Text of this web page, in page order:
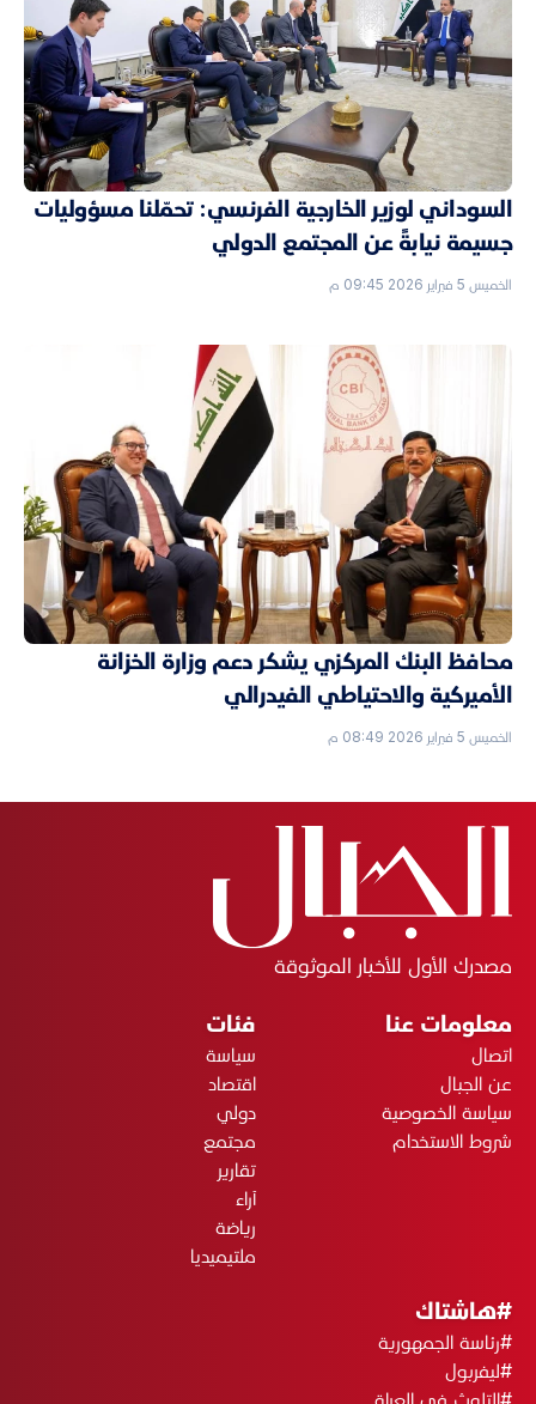
السوداني لوزير الخارجية الفرنسي: تحمّلنا مسؤوليات
جسيمة نيابةً عن المجتمع الدولي
الخميس 5 فبراير 2026 09:45 م
محافظ البنك المركزي يشكر دعم وزارة الخزانة
الأميركية والاحتياطي الفيدرالي
الخميس 5 فبراير 2026 08:49 م
مصدرك الأول للأخبار الموثوقة
معلومات عنا
اتصال
عن الجبال
سياسة الخصوصية
شروط الاستخدام
فئات
سياسة
اقتصاد
دولي
مجتمع
تقارير
آراء
رياضة
ملتيميديا
#هاشتاك
#رئاسة الجمهورية
#ليفربول
#التلوث في العراق